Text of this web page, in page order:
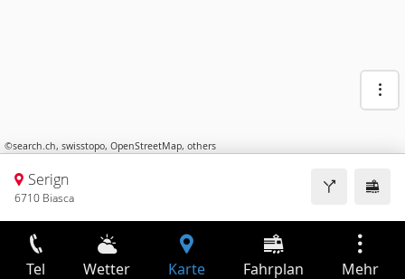
©search.ch, swisstopo, OpenStreetMap, others
Serign
6710 Biasca
Tel Wetter Karte Fahrplan Mehr